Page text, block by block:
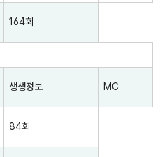
164회
생생정보 MC
84회